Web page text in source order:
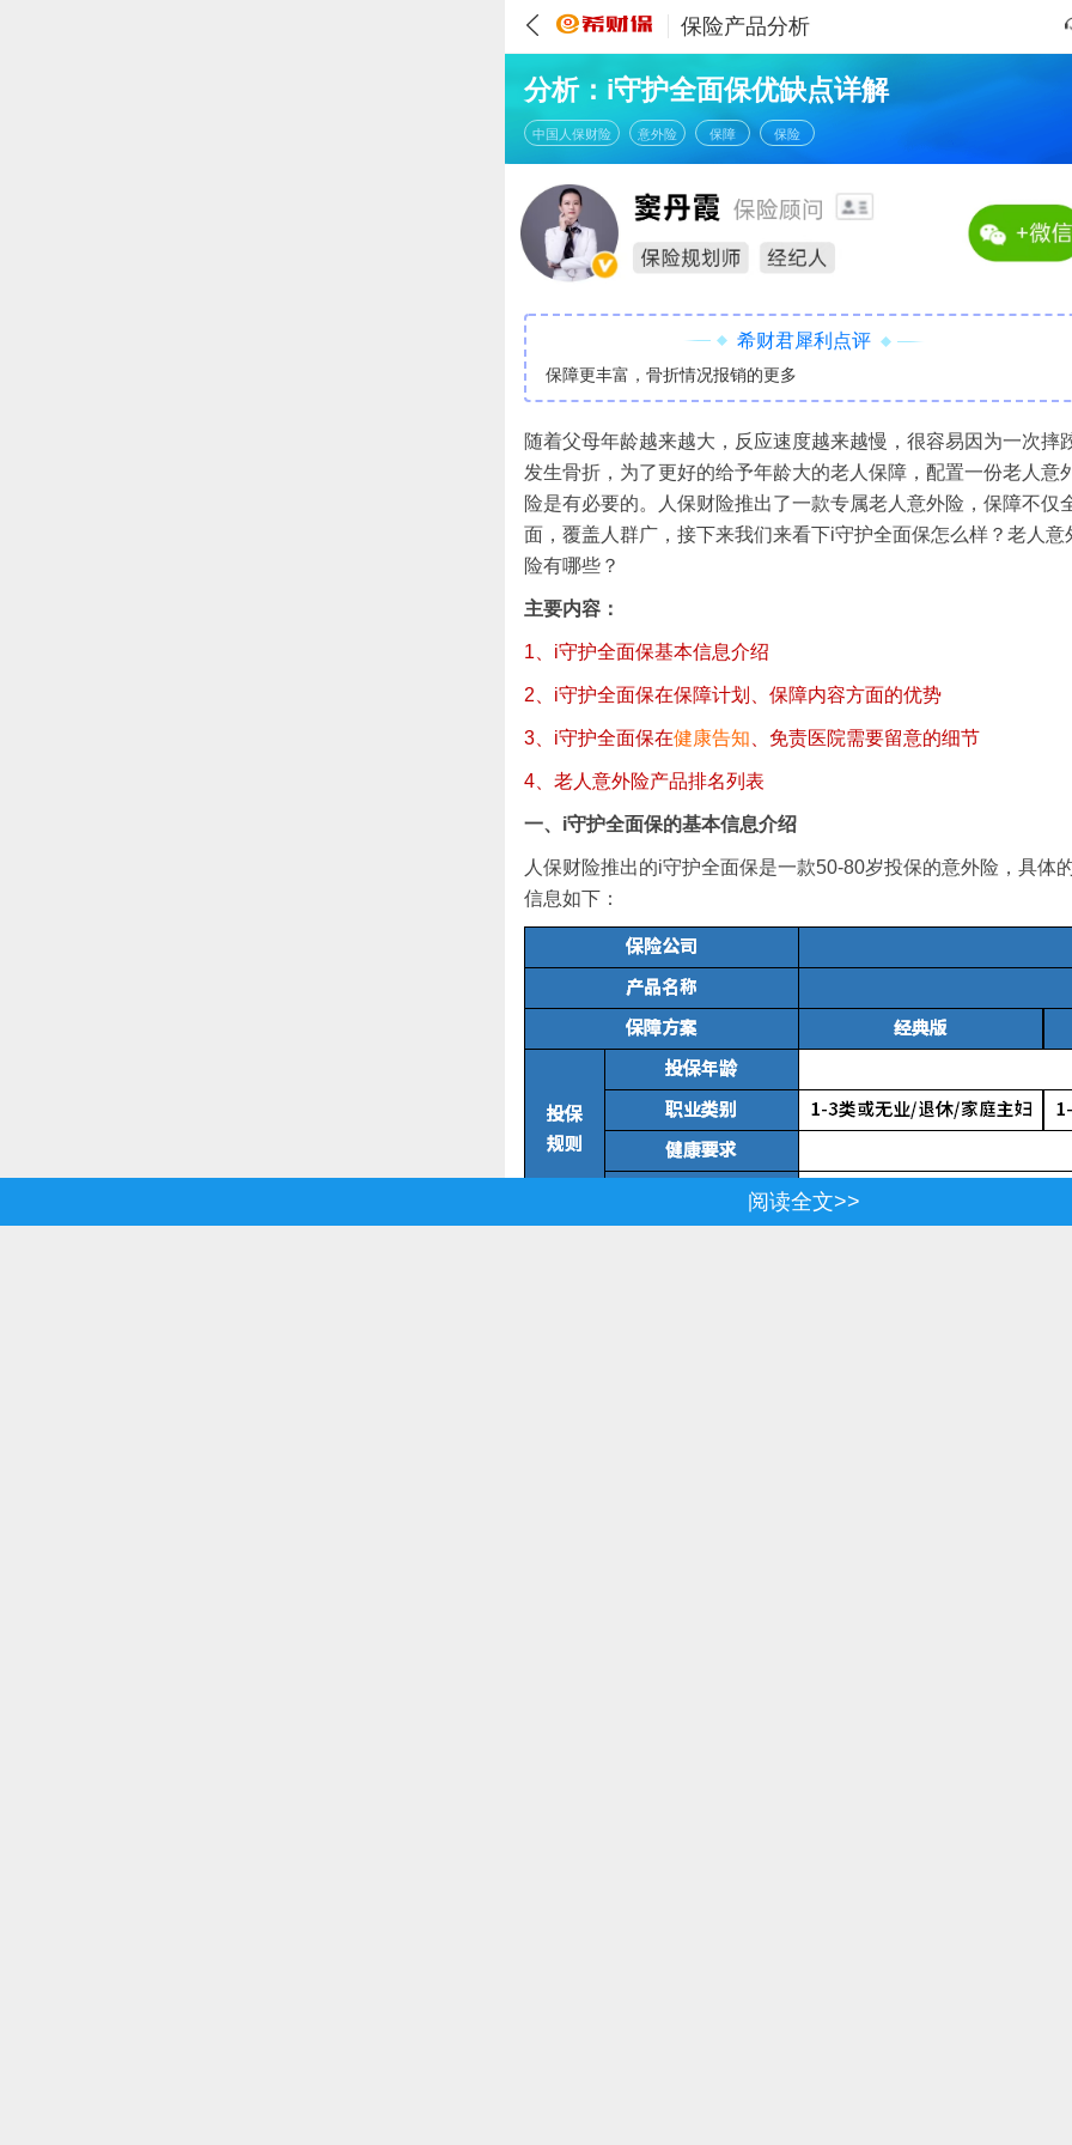
保险产品分析
分析：i守护全面保优缺点详解
中国人保财险 意外险 保障 保险
希财君犀利点评
保障更丰富，骨折情况报销的更多
随着父母年龄越来越大，反应速度越来越慢，很容易因为一次摔
发生骨折，为了更好的给予年龄大的老人保障，配置一份老人意
险是有必要的。人保财险推出了一款专属老人意外险，保障不仅
面，覆盖人群广，接下来我们来看下i守护全面保怎么样？老人意
险有哪些？
主要内容：
1、i守护全面保基本信息介绍
2、i守护全面保在保障计划、保障内容方面的优势
3、i守护全面保在健康告知 、免责医院需要留意的细节
4、老人意外险产品排名列表
一、i守护全面保的基本信息介绍
人保财险推出的i守护全面保是一款50-80岁投保的意外险，具体
信息如下：
阅读全文>>